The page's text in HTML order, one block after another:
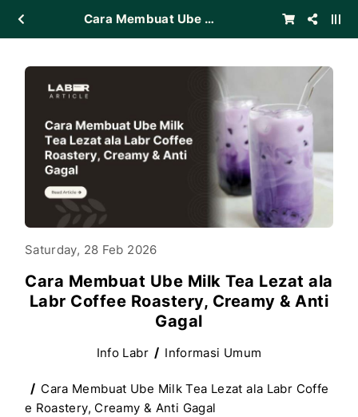
Cara Membuat Ube Milk Tea Lezat ala Labr Coffee Roastery, Creamy & Anti Gagal
Saturday, 28 Feb 2026
Cara Membuat Ube Milk Tea Lezat ala
Labr Coffee Roastery, Creamy & Anti
Gagal
Info Labr Informasi Umum
Cara Membuat Ube Milk Tea Lezat ala Labr Coffe
e Roastery, Creamy & Anti Gagal